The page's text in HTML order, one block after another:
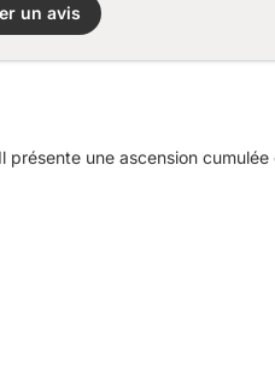
un avis
une ascension